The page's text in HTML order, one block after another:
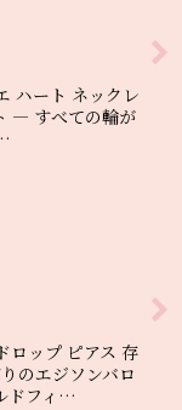
ート ネックレ
― すべての輪が
ップ ピアス 存
のエジソンバロ
ドフィ…